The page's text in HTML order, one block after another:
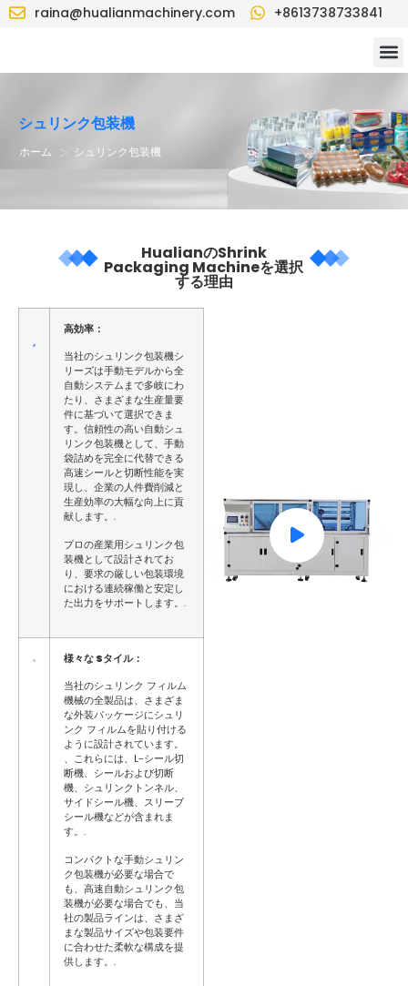
raina@hualianmachinery.com +8613738733841
シュリンク包装機
ホーム > シュリンク包装機
HualianのShrink
Packaging Machineを選択
する理由
高効率：
当社のシュリンク包装機シ
リーズは手動モデルから全
自動システムまで多岐にわ
たり、さまざまな生産量要
件に基づいて選択できま
す。信頼性の高い自動シュ
リンク包装機として、手動
袋詰めを完全に代替できる
高速シールと切断性能を実
現し、企業の人件費削減と
生産効率の大幅な向上に貢
献します。.
プロの産業用シュリンク包
装機として設計されてお
り、要求の厳しい包装環境
における連続稼働と安定し
た出力をサポートします。.
様々な Sタイル：
当社のシュリンク フィルム
機械の全製品は、さまざま
な外装パッケージにシュリ
ンク フィルムを貼り付ける
ように設計されています。
、これらには、L-シール切
断機、シールおよび切断
機、シュリンクトンネル、
サイドシール機、スリーブ
シール機などが含まれま
す。.
コンパクトな手動シュリン
ク包装機が必要な場合で
も、高速自動シュリンク包
装機が必要な場合でも、当
社の製品ラインは、さまざ
まな製品サイズや包装要件
に合わせた柔軟な構成を提
供します。.